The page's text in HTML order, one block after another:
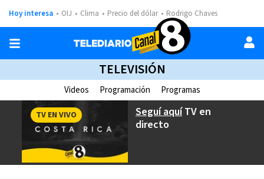
Hoy interesa OIJ Clima Precio del dólar Rodrigo Chaves
TELEVISIÓN
Videos Programación Programas
Seguí aquíTV en
directo
TV EN VIVO